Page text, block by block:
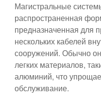
Магистральные
распространенная
предназначенная для
нескольких кабелей
сооружений. Обычно
легких материалов,
алюминий, что
обслуживание.